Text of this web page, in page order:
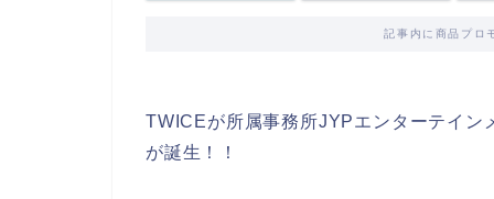
記事内に商品プロ
TWICEが所属事務所JYPエンターテイン
が誕生！！